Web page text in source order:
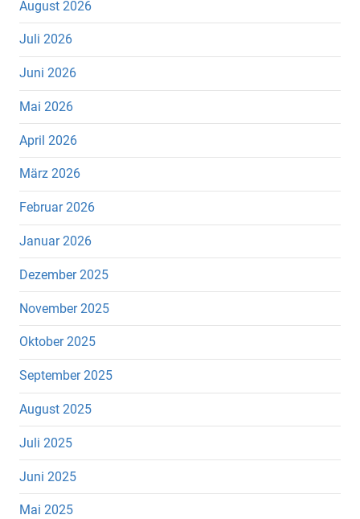
August 2026
Juli 2026
Juni 2026
Mai 2026
April 2026
März 2026
Februar 2026
Januar 2026
Dezember 2025
November 2025
Oktober 2025
September 2025
August 2025
Juli 2025
Juni 2025
Mai 2025